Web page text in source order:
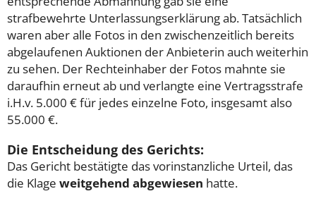
strafbewehrte Unterlassungserklärung ab. Tatsächlich
waren aber alle Fotos in den zwischenzeitlich bereits
abgelaufenen Auktionen der Anbieterin auch weiterhin
zu sehen. Der Rechteinhaber der Fotos mahnte sie
daraufhin erneut ab und verlangte eine Vertragsstrafe
i.H.v. 5.000 € für jedes einzelne Foto, insgesamt also
55.000 €.
Die Entscheidung des Gerichts:
Das Gericht bestätigte das vorinstanzliche Urteil, das
die Klage weitgehend abgewiesen hatte.